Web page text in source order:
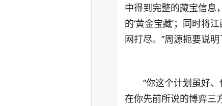
中得到完整的藏宝信息
的‘黄金宝藏’；同时将
网打尽。”周源扼要说明
“你这个计划虽好
在你先前所说的博弈三